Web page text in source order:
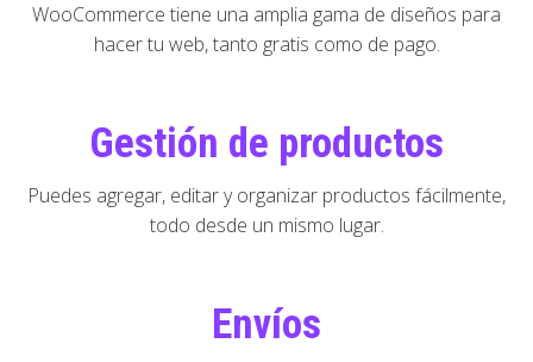
WooCommerce tiene una amplia gama de diseños para
hacer tu web, tanto gratis como de pago.
Gestión de productos
Puedes agregar, editar y organizar productos fácilmente,
todo desde un mismo lugar.
Envíos